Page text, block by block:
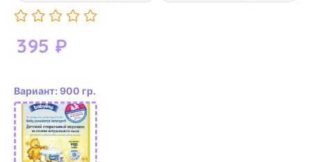
395 ₽
Вариант: 900 гр.